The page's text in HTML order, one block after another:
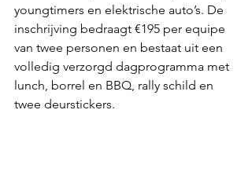
youngtimers en elektrische auto’s. De
inschrijving bedraagt €195 per equipe
van twee personen en bestaat uit een
volledig verzorgd dagprogramma met
lunch, borrel en BBQ, rally schild en
twee deurstickers.